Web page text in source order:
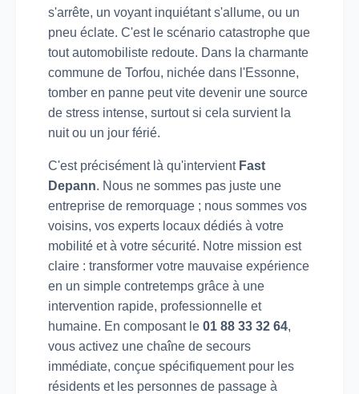
s'arrête, un voyant inquiétant s'allume, ou un
pneu éclate. C'est le scénario catastrophe que
tout automobiliste redoute. Dans la charmante
commune de Torfou, nichée dans l'Essonne,
tomber en panne peut vite devenir une source
de stress intense, surtout si cela survient la
nuit ou un jour férié.
C'est précisément là qu'intervient Fast
Depann. Nous ne sommes pas juste une
entreprise de remorquage ; nous sommes vos
voisins, vos experts locaux dédiés à votre
mobilité et à votre sécurité. Notre mission est
claire : transformer votre mauvaise expérience
en un simple contretemps grâce à une
intervention rapide, professionnelle et
humaine. En composant le 01 88 33 32 64,
vous activez une chaîne de secours
immédiate, conçue spécifiquement pour les
résidents et les personnes de passage à